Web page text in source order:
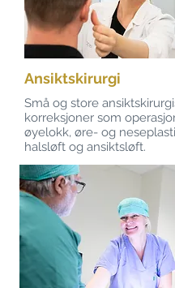
Ansiktskirurgi
Små og store
korreksjoner som
øyelokk, øre- og
halsløft og ansiktsløft.